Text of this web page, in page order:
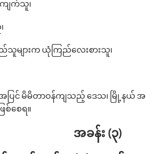
ကျက်သူ၊
သူများက ယုံကြည်လေးစားသူ၊
ြင် မိမိတာဝန်ကျသည့် ဒေသ၊ မြို့နယ်
စ်စေရ။
အခန်း (၃)